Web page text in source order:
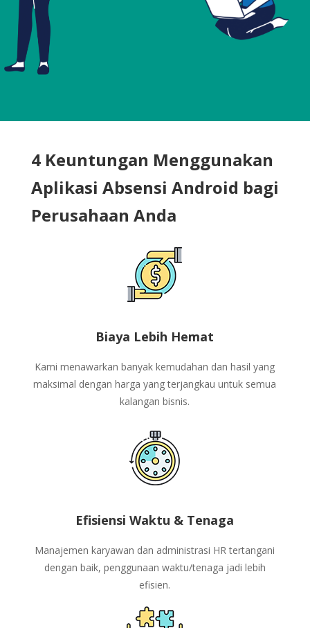
4 Keuntungan Menggunakan
Aplikasi Absensi Android bagi
Perusahaan Anda
Biaya Lebih Hemat
Kami menawarkan banyak kemudahan dan hasil yang
maksimal dengan harga yang terjangkau untuk semua
kalangan bisnis.
Efisiensi Waktu & Tenaga
Manajemen karyawan dan administrasi HR tertangani
dengan baik, penggunaan waktu/tenaga jadi lebih
efisien.